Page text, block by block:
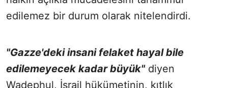
edilemez bir durum olarak nitelendirdi.
"Gazze'deki insani felaket hayal bile
edilemeyecek kadar büyük"diyen
Wadephul, İsrail hükümetinin, kıtlık